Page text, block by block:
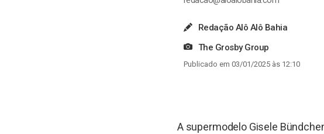
Redação Alô Alô Bahia
The Grosby Group
Publicado em 03/01/2025 às 12:10
A supermodelo Gisele